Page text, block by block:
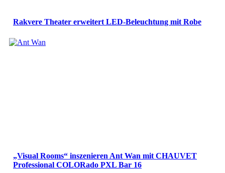
Rakvere Theater erweitert LED-Beleuchtung mit Robe
„Visual Rooms“ inszenieren Ant Wan mit CHAUVET
Professional COLORado PXL Bar 16